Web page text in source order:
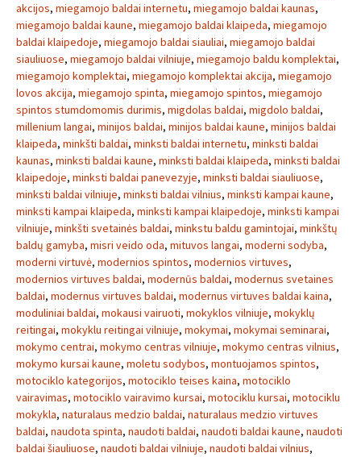
akcijos, miegamojo baldai internetu, miegamojo baldai kaunas,
miegamojo baldai kaune, miegamojo baldai klaipeda, miegamojo
baldai klaipedoje, miegamojo baldai siauliai, miegamojo baldai
siauliuose, miegamojo baldai vilniuje, miegamojo baldu komplektai,
miegamojo komplektai, miegamojo komplektai akcija, miegamojo
lovos akcija, miegamojo spinta, miegamojo spintos, miegamojo
spintos stumdomomis durimis, migdolas baldai, migdolo baldai,
millenium langai, minijos baldai, minijos baldai kaune, minijos baldai
klaipeda, minkšti baldai, minksti baldai internetu, minksti baldai
kaunas, minksti baldai kaune, minksti baldai klaipeda, minksti baldai
klaipedoje, minksti baldai panevezyje, minksti baldai siauliuose,
minksti baldai vilniuje, minksti baldai vilnius, minksti kampai kaune,
minksti kampai klaipeda, minksti kampai klaipedoje, minksti kampai
vilniuje, minkšti svetainės baldai, minkstu baldu gamintojai, minkštų
baldų gamyba, misri veido oda, mituvos langai, moderni sodyba,
moderni virtuvė, modernios spintos, modernios virtuves,
modernios virtuves baldai, modernūs baldai, modernus svetaines
baldai, modernus virtuves baldai, modernus virtuves baldai kaina,
moduliniai baldai, mokausi vairuoti, mokyklos vilniuje, mokyklų
reitingai, mokyklu reitingai vilniuje, mokymai, mokymai seminarai,
mokymo centrai, mokymo centras vilniuje, mokymo centras vilnius,
mokymo kursai kaune, moletu sodybos, montuojamos spintos,
motociklo kategorijos, motociklo teises kaina, motociklo
vairavimas, motociklo vairavimo kursai, motociklu kursai, motociklu
mokykla, naturalaus medzio baldai, naturalaus medzio virtuves
baldai, naudota spinta, naudoti baldai, naudoti baldai kaune, naudoti
baldai šiauliuose, naudoti baldai vilniuje, naudoti baldai vilnius,